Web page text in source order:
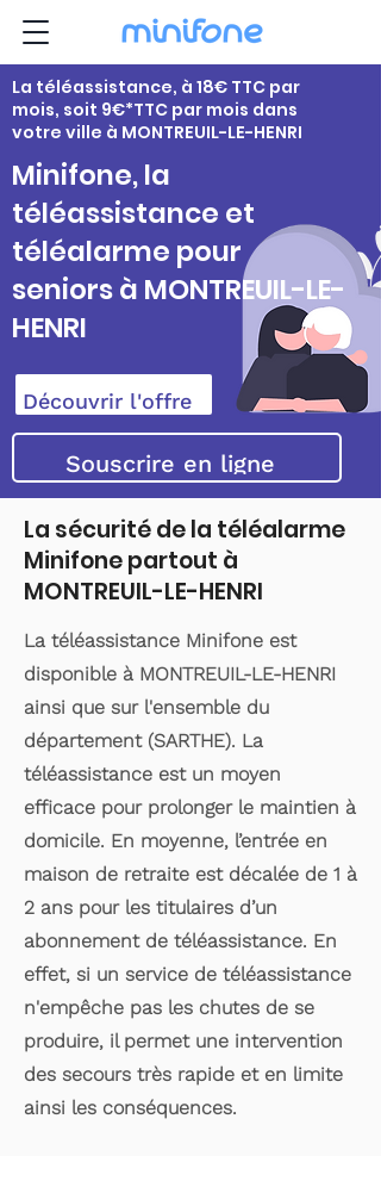
La téléassistance, à 18€ TTC par
mois, soit 9€*TTC par mois dans
votre ville à MONTREUIL-LE-HENRI
Minifone, la
téléassistance et
téléalarme pour
seniors à MONTREUIL-LE-
HENRI
Découvrir l'offre
Souscrire en ligne
La sécurité de la téléalarme
Minifone partout à
MONTREUIL-LE-HENRI
La téléassistance Minifone est
disponible à MONTREUIL-LE-HENRI
ainsi que sur l'ensemble du
département (SARTHE). La
téléassistance est un moyen
efficace pour prolonger le maintien à
domicile. En moyenne, l’entrée en
maison de retraite est décalée de 1 à
2 ans pour les titulaires d’un
abonnement de téléassistance. En
effet, si un service de téléassistance
n'empêche pas les chutes de se
produire, il permet une intervention
des secours très rapide et en limite
ainsi les conséquences.